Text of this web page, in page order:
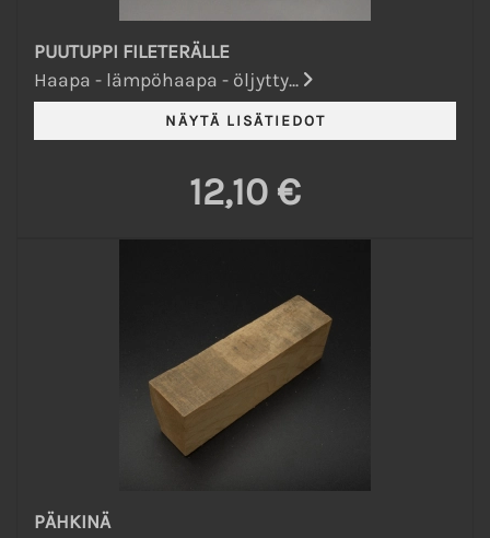
PUUTUPPI FILETERÄLLE
Haapa - lämpöhaapa - öljytty...
12,10 €
PÄHKINÄ